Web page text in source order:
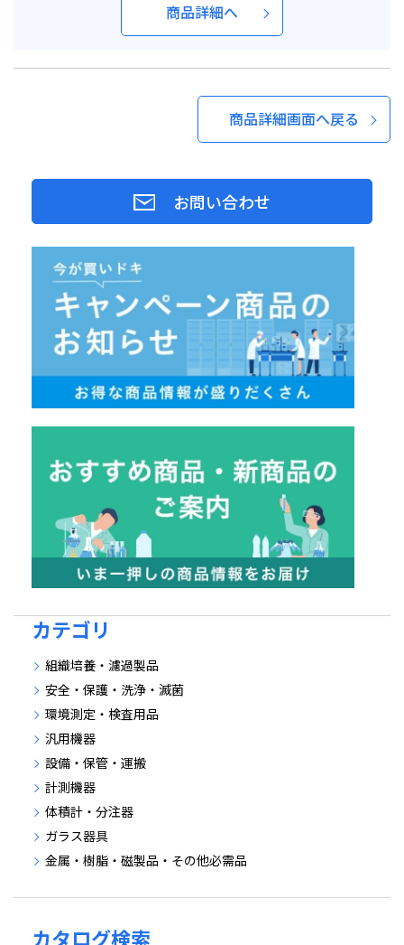
商品詳細へ
商品詳細画面へ戻る
お問い合わせ
カテゴリ
組織培養・濾過製品
安全・保護・洗浄・滅菌
環境測定・検査用品
汎用機器
設備・保管・運搬
計測機器
体積計・分注器
ガラス器具
金属・樹脂・磁製品・その他必需品
カタログ検索